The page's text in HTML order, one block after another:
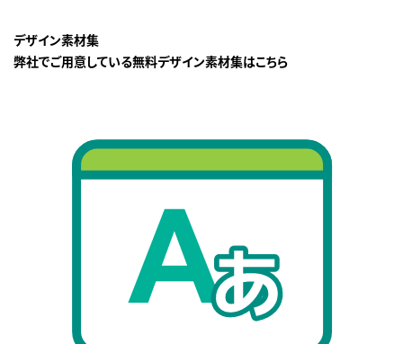
デザイン素材集
弊社でご用意している無料デザイン素材集はこちら